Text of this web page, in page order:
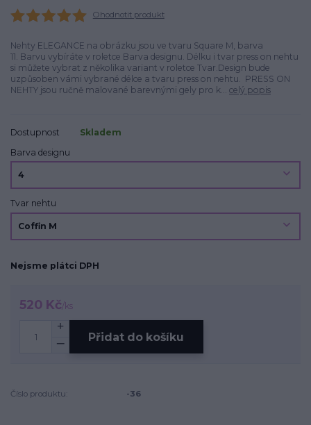
Ohodnotit produkt
Nehty ELEGANCE na obrázku jsou ve tvaru Square M, barva
11. Barvu vybíráte v roletce Barva designu. Délku i tvar press on nehtu
si můžete vybrat z několika variant v roletce Tvar.Design bude
uzpůsoben vámi vybrané délce a tvaru press on nehtu. PRESS ON
NEHTY jsou ručně malované barevnými gely pro k... celý popis
Dostupnost
Skladem
Barva designu
Tvar nehtu
Nejsme plátci DPH
520 Kč/ks
Přidat do košíku
Číslo produktu: -36